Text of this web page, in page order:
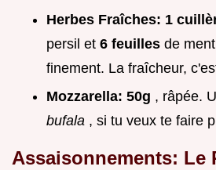
Herbes Fraîches: 1
persil et 6 feuilles de
finement. La fraîcheur,
Mozzarella: 50g , râpée.
bufala , si tu veux te faire
Assaisonnements: Le